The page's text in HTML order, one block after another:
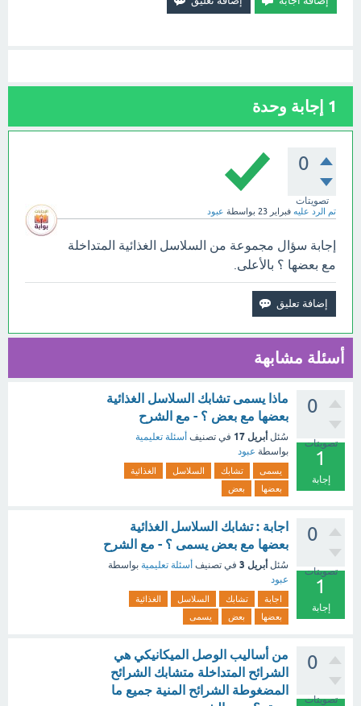
1 إجابة وحدة
0
تصويتات
تم الرد عليه فبراير 23 بواسطة عبود
إجابة سؤال مجموعة من السلاسل الغذائية المتداخلة
مع بعضها ؟ بالأعلى.
أسئلة مشابهة
0
تصويتات
1
إجابة
ماذا يسمى تشابك السلاسل الغذائية
بعضها مع بعض ؟ - مع الشرح
سُئل أبريل 17 في تصنيف أسئلة تعليمية
بواسطة عبود
يسمى تشابك السلاسل
الغذائية
بعضها
بعض
0
تصويتات
1
إجابة
اجابة : تشابك السلاسل الغذائية
بعضها مع بعض يسمى ؟ - مع الشرح
سُئل أبريل 3 في تصنيف أسئلة تعليمية بواسطة
عبود
اجابة تشابك السلاسل
الغذائية
بعضها
بعض يسمى
0
تصويتات
من أساليب الوصل الميكانيكي هي
الشرائح المتداخلة متشابك الشرائح
المضغوطة الشرائح المنية جميع ما